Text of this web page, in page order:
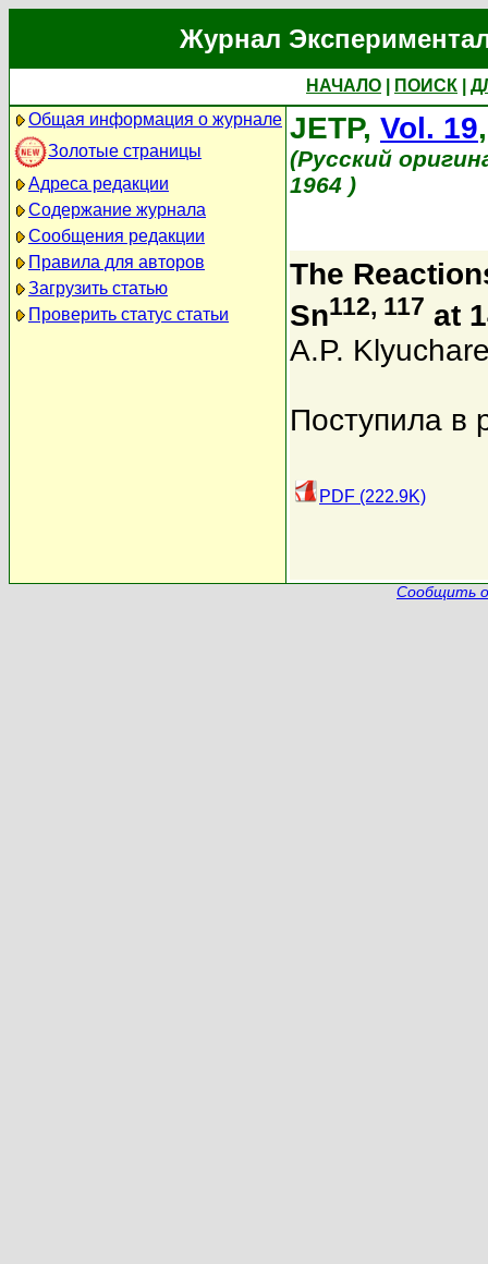
Журнал
НАЧАЛО ПОИСК
Общая информация о журнале
Золотые страницы
Адреса редакции
Содержание журнала
Сообщения редакции
Правила для авторов
Загрузить статью
Проверить статус статьи
JETP, Vol. 19
(Русский
1964 )
The
Sn112, 117 at
A.P.
Поступила в
PDF (222.9K)
Сообщить о